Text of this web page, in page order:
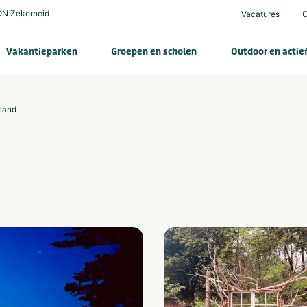
Zekerheid Vacatures
Vakantieparken Groepen en scholen Outdoor en actief